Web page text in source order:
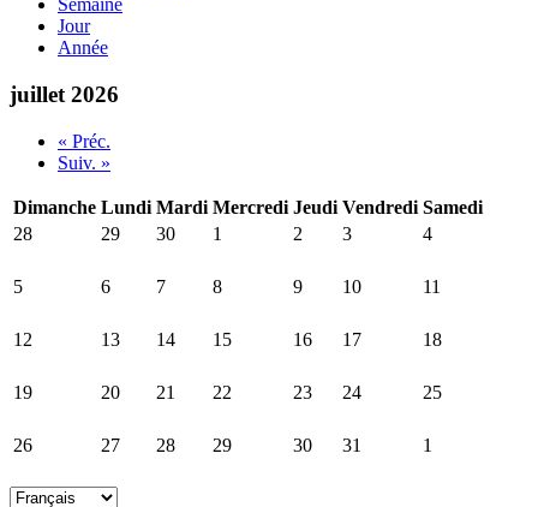
Semaine
Jour
Année
juillet 2026
« Préc.
Suiv. »
Dimanche Lundi Mardi Mercredi Jeudi Vendredi Samedi
28
29 30 1 2 3 4
5 6 7 8 9 10 11
12 13 14 15 16 17 18
19 20 21 22 23 24 25
26 27 28 29 30 31 1